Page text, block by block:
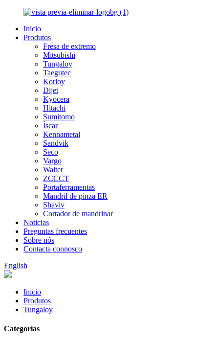
Inicio
Produtos
Fresa de extremo
Mitsubishi
Tungaloy
Taegutec
Korloy
Dijet
Kyocera
Hitachi
Sumitomo
Íscar
Kennametal
Sandvik
Seco
Vargo
Walter
ZCCCT
Portaferramentas
Mandril de pinza ER
Shaviv
Cortador de mandrinar
Noticias
Preguntas frecuentes
Sobre nós
Contacta connosco
English
Inicio
Produtos
Tungaloy
Categorías